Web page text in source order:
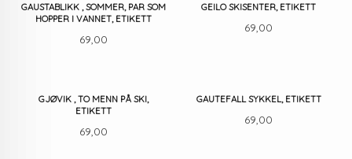
GAUSTABLIKK , SOMMER, PAR SOM
HOPPER I VANNET, ETIKETT
Pris
69,00
GEILO SKISENTER, ETIKETT
Pris
69,00
GJØVIK , TO MENN PÅ SKI,
ETIKETT
Pris
69,00
GAUTEFALL SYKKEL, ETIKETT
Pris
69,00